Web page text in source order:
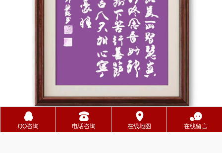
󰇇
QQ咨询
󰇯
电话咨询
󰅊
在线地图
󰂮
在线留言